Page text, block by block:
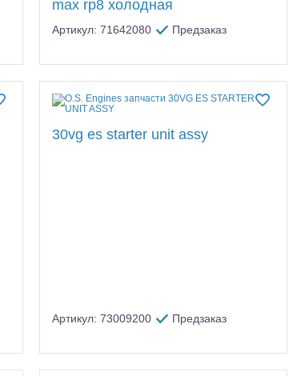
ДВС модели
max rp8 холодная
Артикул: 71642080 Предзаказ
30vg es starter unit assy
Артикул: 73009200 Предзаказ